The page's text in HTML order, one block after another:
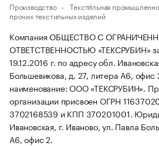
Производство Тексти́льная
прочих текстильных изделий
Компания ОБЩЕСТВО С
ОТВЕТСТВЕННОСТЬЮ «ТЕКСРУБИН»
19.12.2016 г. по адресу обл.
Большевикова, д. 27, литера А6, офис
наименование: ООО «ТЕКСРУБИН».
организации присвоен ОГРН
3702168539 и КПП 370201001.
Ивановская, г. Иваново, ул. Павла
А6, офис 2.